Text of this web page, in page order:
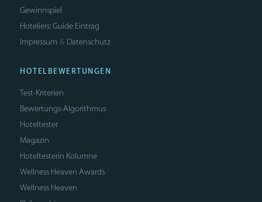
Gewinnspiel
Hoteliers: Guide Eintrag
Impressum & Datenschutz
HOTELBEWERTUNGEN
Test-Kriterien
Bewertungs-Algorithmus
Hoteltester
Magazin
Hoteltesterin Kolumne
Wellness Heaven Awards
Wellness Heaven